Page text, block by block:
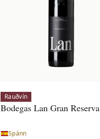
Rauðvín
Bodegas Lan Gran Reserva
Spánn